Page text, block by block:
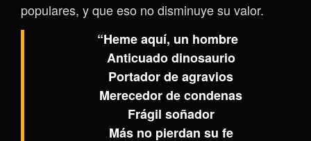
populares, y que eso no disminuye su valor.
“Heme aquí, un hombre
Anticuado dinosaurio
Portador de agravios
Merecedor de condenas
Frágil soñador
Más no pierdan su fe